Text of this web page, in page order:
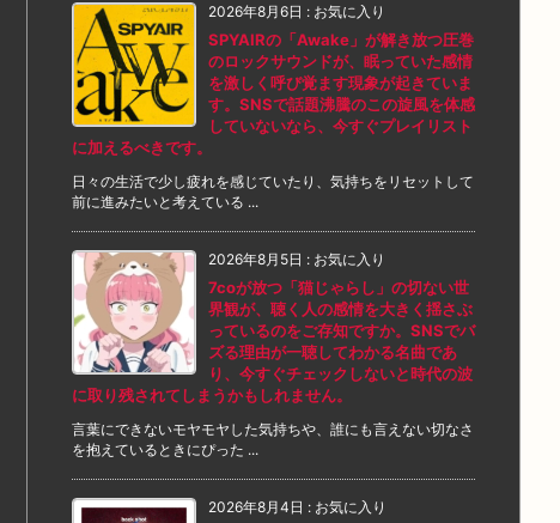
2026年8月6日 : お気に入り
SPYAIRの「Awake」が解き放つ圧巻
のロックサウンドが、眠っていた感情
を激しく呼び覚ます現象が起きていま
す。SNSで話題沸騰のこの旋風を体感
していないなら、今すぐプレイリスト
に加えるべきです。
日々の生活で少し疲れを感じていたり、気持ちをリセットして
前に進みたいと考えている ...
2026年8月5日 : お気に入り
7coが放つ「猫じゃらし」の切ない世
界観が、聴く人の感情を大きく揺さぶ
っているのをご存知ですか。SNSでバ
ズる理由が一聴してわかる名曲であ
り、今すぐチェックしないと時代の波
に取り残されてしまうかもしれません。
言葉にできないモヤモヤした気持ちや、誰にも言えない切なさ
を抱えているときにぴった ...
2026年8月4日 : お気に入り